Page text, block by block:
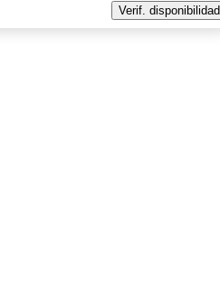
Verif. disponibilidad